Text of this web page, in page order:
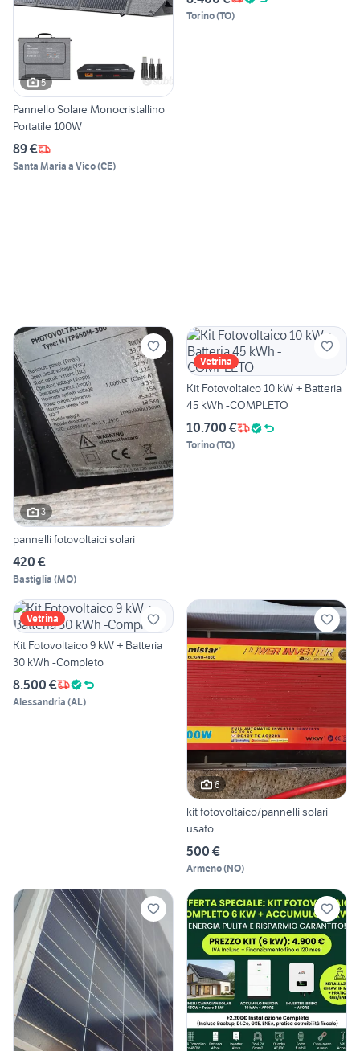
5
Pannello Solare Monocristallino
Portatile 100W
89 €
Santa Maria a Vico(CE)
Torino(TO)
3
pannelli fotovoltaici solari
420 €
Bastiglia (MO)
Vetrina
Kit Fotovoltaico 10 kW + Batteria
45 kWh -COMPLETO
10.700 €
Torino(TO)
Vetrina
Kit Fotovoltaico 9 kW + Batteria
30 kWh -Completo
8.500 €
Alessandria (AL)
6
kit fotovoltaico/pannelli solari
usato
500 €
Armeno(NO)